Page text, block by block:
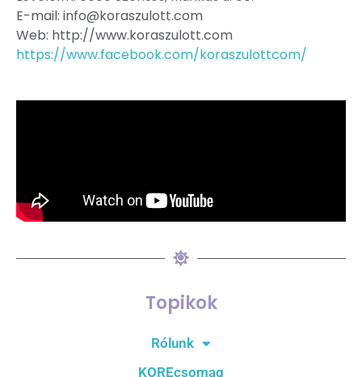
E-mail: info@koraszulott.com
Web: http://www.koraszulott.com
https://www.facebook.com/koraszulottcom/
Topikok
Rólunk
KOREcsomag